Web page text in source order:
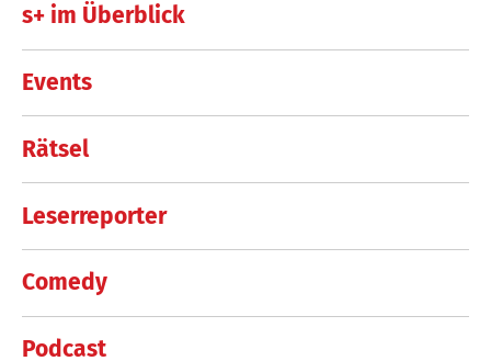
s+ im Überblick
Events
Rätsel
Leserreporter
Comedy
Podcast